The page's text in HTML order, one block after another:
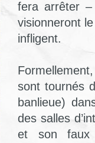
fera arrêter
visionneront
infligent.
sont tournés
banlieue)
des salles
et son